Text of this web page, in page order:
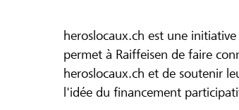
heroslocaux.ch est une
permet à Raiffeisen de faire
heroslocaux.ch et de soutenir
l'idée du financement